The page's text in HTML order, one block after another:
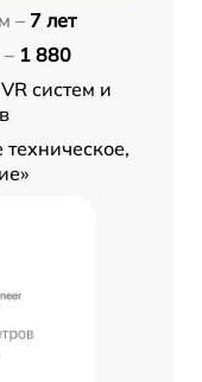
– 7 лет
1 880
систем и